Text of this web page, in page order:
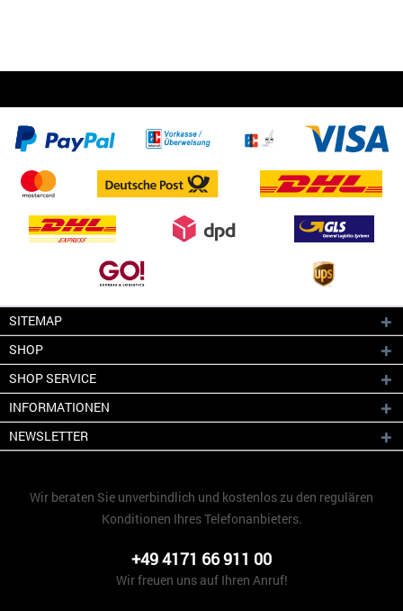
SITEMAP
SHOP
SHOP SERVICE
INFORMATIONEN
NEWSLETTER
Wir beraten Sie unverbindlich und kostenlos zu den regulären
Konditionen Ihres Telefonanbieters.
+49 4171 66 911 00
Wir freuen uns auf Ihren Anruf!